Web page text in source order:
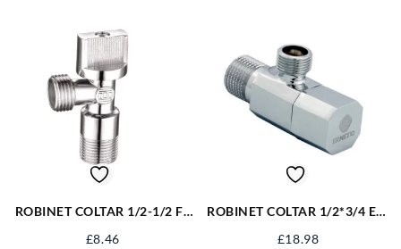
ROBINET COLTAR 1/2-1/2 FE
£8.46
ROBINET COLTAR 1/2*3/4 ER-
£18.98